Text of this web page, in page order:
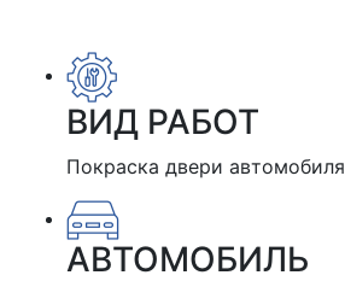
ВИД РАБОТ
Покраска двери автомобиля
АВТОМОБИЛЬ